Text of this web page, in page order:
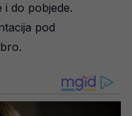
do pobjede.
pod